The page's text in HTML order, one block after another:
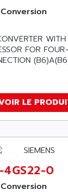
WITH
FOR
LE
4GS22-0